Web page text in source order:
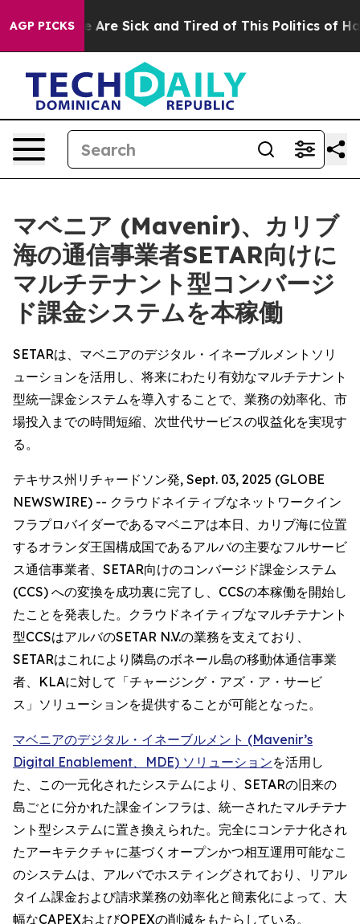
AGP PICKSAre Sick and Tired of This Politics of Hatred”
マベニア (Mavenir)、カリブ
海の通信事業者SETAR向けに
マルチテナント型コンバージ
ド課金システムを本稼働
SETARは、マベニアのデジタル・イネーブルメントソリ
ューションを活用し、将来にわたり有効なマルチテナント
型統一課金システムを導入することで、業務の効率化、市
場投入までの時間短縮、次世代サービスの収益化を実現す
る。
テキサス州リチャードソン発, Sept. 03, 2025 (GLOBE
NEWSWIRE) -- クラウドネイティブなネットワークイン
フラプロバイダーであるマベニアは本日、カリブ海に位置
するオランダ王国構成国であるアルバの主要なフルサービ
ス通信事業者、SETAR向けのコンバージド課金システム
(CCS) への変換を成功裏に完了し、CCSの本稼働を開始し
たことを発表した。クラウドネイティブなマルチテナント
型CCSはアルバのSETAR N.V.の業務を支えており、
SETARはこれにより隣島のボネール島の移動体通信事業
者、KLAに対して「チャージング・アズ・ア・サービ
ス」ソリューションを提供することが可能となった。
マベニアのデジタル・イネーブルメント (Mavenir’s
Digital Enablement、MDE) ソリューションを活用し
た、この一元化されたシステムにより、SETARの旧来の
島ごとに分かれた課金インフラは、統一されたマルチテナ
ント型システムに置き換えられた。完全にコンテナ化され
たアーキテクチャに基づくオープンかつ相互運用可能なこ
のシステムは、アルバでホスティングされており、リアル
タイム課金および請求業務の効率化と簡素化によって、大
幅なCAPEXおよびOPEXの削減をもたらしている。